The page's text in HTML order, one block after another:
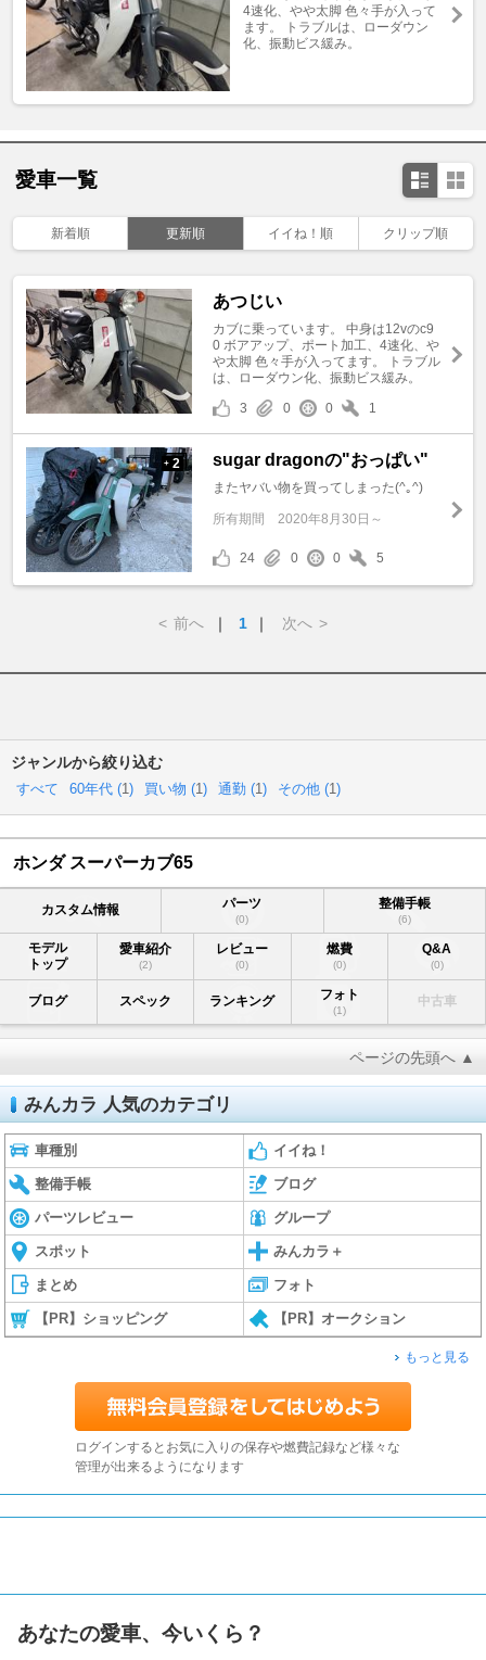
4速化、やや太脚 色々手が入って
ます。 トラブルは、ローダウン
化、振動ビス緩み。
愛車一覧
新着順 更新順 イイね！順 クリップ順
あつじい
カブに乗っています。 中身は12vのc9
0 ボアアップ、ポート加工、4速化、や
や太脚 色々手が入ってます。 トラブル
は、ローダウン化、振動ビス緩み。
3
0 0 1
+ 2 sugar dragonの"おっぱい"
またヤバい物を買ってしまった(^｡^)
所有期間 2020年8月30日～
24 0 0 5
< 前へ ｜ 1 ｜ 次へ >
ジャンルから絞り込む
すべて 60年代 (1 ) 買い物 (1 ) 通勤 (1 ) その他 (1 )
ホンダ スーパーカブ65
カスタム情報 パーツ
(0)
整備手帳
(6)
モデル
トップ
愛車紹介
(2)
レビュー
(0)
燃費
(0)
Q&A
(0)
ブログ スペック ランキング フォト
(1)
中古車
ページの先頭へ ▲
みんカラ 人気のカテゴリ
車種別 イイね！
整備手帳 ブログ
パーツレビュー グループ
スポット みんカラ＋
まとめ フォト
【PR】ショッピング 【PR】オークション
もっと見る
ログインするとお気に入りの保存や燃費記録など様々な
管理が出来るようになります
あなたの愛車、今いくら？